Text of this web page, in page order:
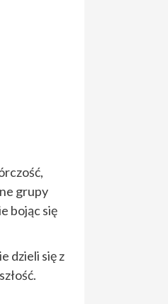
grupy
bojąc się
dzieli się z